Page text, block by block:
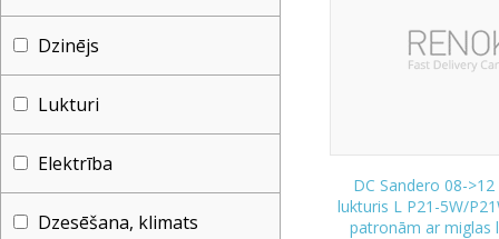
Dzinējs
Lukturi
Elektrība
Dzesēšana, klimats
DC Sandero 08-
lukturis L P21-5W/
patronām ar miglas